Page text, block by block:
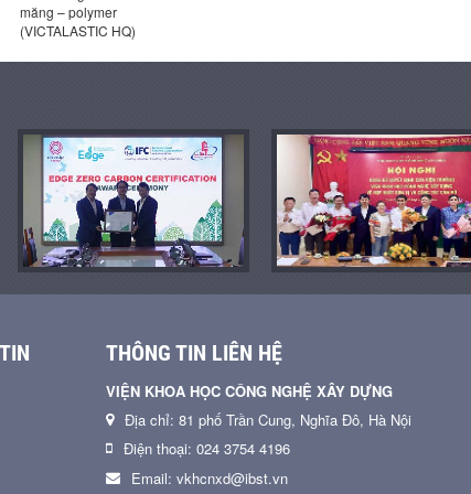
măng – polymer
(VICTALASTIC HQ)
THÔNG TIN LIÊN HỆ
VIỆN KHOA HỌC CÔNG NGHỆ XÂY DỰNG
Địa chỉ: 81 phố Trần Cung, Nghĩa Đô, Hà Nội
Điện thoại: 024 3754 4196
Email: vkhcnxd@ibst.vn